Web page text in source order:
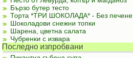
Бързо бутер тесто
Торта *ТРИ ШОКОЛАДА* - Без печене
Шоколадови снежни топки
Шарена, цветна салата
Чубренки с извара
Последно изпробвани